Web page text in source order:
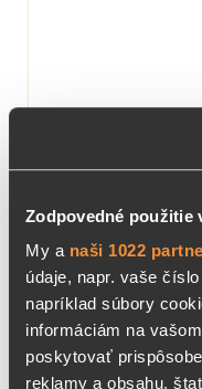
Zodpovedné použitie
My a naši 1022
údaje, napr. vaše
napríklad súbory
informáciám na
poskytovať
reklamy a obsahu,
ŽILY & CIEVY
100 % prírodný
vybraných bylín